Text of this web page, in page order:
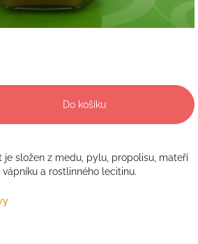
Do košíku
je složen z medu, pylu, propolisu, mateří
vápníku a rostlinného lecitinu.